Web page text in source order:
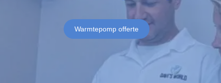
Warmtepomp offerte